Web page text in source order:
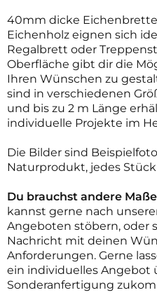
40mm dicke
Eichenholz eignen sich
Regalbrett oder
Oberfläche gibt dir die
Ihren Wünschen zu
sind in verschiedenen
und bis zu 2 m Länge
individuelle Projekte im
Die Bilder sind
Naturprodukt, jedes
Du brauchst andere
kannst gerne nach
Angeboten stöbern, oder
Nachricht mit deinen
Anforderungen. Gerne
ein individuelles Angebot
Sonderanfertigung